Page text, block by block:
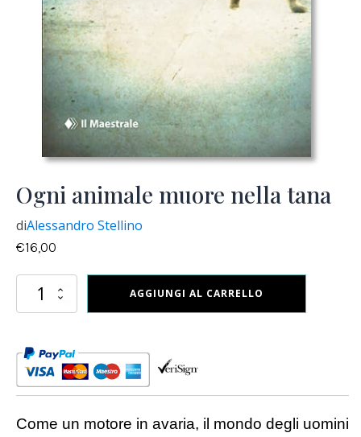
Ogni animale muore nella tana
diAlessandro Stellino
€16,00
animale
tana
quantità
AGGIUNGI AL CARRELLO
Come un motore in avaria, il mondo degli uomini